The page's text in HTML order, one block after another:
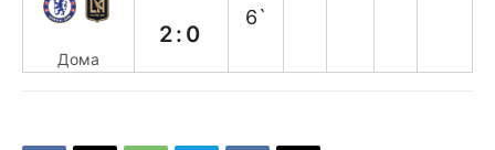
Дома
2:0
6`